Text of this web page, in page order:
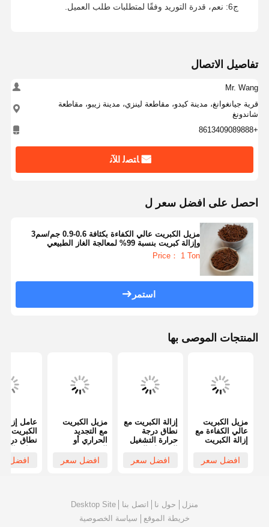
ج6: نعم، قدرة التوريد وفقًا لمتطلبات طلب العميل.
تفاصيل الاتصال
Mr. Wang
قرية جيانغوانغ، مدينة كيدو، مقاطعة لينزي، مدينة زيبو، مقاطعة
شاندونغ
+8613409089888
ﺎﺘﺼﻟ ﺍﻶﻧ
احصل على افضل سعر ل
مزيل الكبريت عالي الكفاءة بكثافة 0.6-0.9 جم/سم3
وإزالة كبريت بنسبة 99% لمعالجة الغاز الطبيعي
Price： 1 Ton
استمر
المنتجات الموصى بها
مزيل الكبريت
عالي الكفاءة مع
إزالة الكبريت
والتجديد
الحراري
افضل سعر
إزالة الكبريت مع
نطاق درجة
حرارة التشغيل
500 درجة مئوية
وفعالية إزالة
الانبعاثات
الصناعية
افضل سعر
مزيل الكبريت
مع التجديد
الحراري أو
الكيميائي لنطاق
درجة حرارة
وكثافة 0.6-0.9
افضل سعر
عامل إزالة
الكبريت مع
نطاق درجة
المحيطة
500
افضل
منزل حول نا اتصل بنا
Desktop Site
خريطة الموقع
سياسة الخصوصية